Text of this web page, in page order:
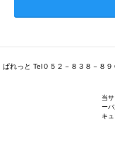
ぱれっと Tel０５２－８３８－８
当
ー
キ